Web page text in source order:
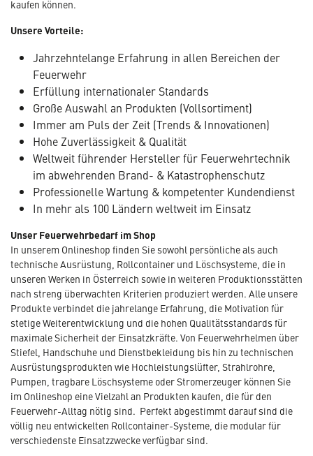
kaufen können.
Unsere Vorteile:
Jahrzehntelange Erfahrung in allen Bereichen der
Feuerwehr
Erfüllung internationaler Standards
Große Auswahl an Produkten (Vollsortiment)
Immer am Puls der Zeit (Trends & Innovationen)
Hohe Zuverlässigkeit & Qualität
Weltweit führender Hersteller für Feuerwehrtechnik
im abwehrenden Brand- & Katastrophenschutz
Professionelle Wartung & kompetenter Kundendienst
In mehr als 100 Ländern weltweit im Einsatz
Unser Feuerwehrbedarf im Shop
In unserem Onlineshop finden Sie sowohl persönliche als auch
technische Ausrüstung, Rollcontainer und Löschsysteme, die in
unseren Werken in Österreich sowie in weiteren Produktionsstätten
nach streng überwachten Kriterien produziert werden. Alle unsere
Produkte verbindet die jahrelange Erfahrung, die Motivation für
stetige Weiterentwicklung und die hohen Qualitätsstandards für
maximale Sicherheit der Einsatzkräfte. Von Feuerwehrhelmen über
Stiefel, Handschuhe und Dienstbekleidung bis hin zu technischen
Ausrüstungsprodukten wie Hochleistungslüfter, Strahlrohre,
Pumpen, tragbare Löschsysteme oder Stromerzeuger können Sie
im Onlineshop eine Vielzahl an Produkten kaufen, die für den
Feuerwehr-Alltag nötig sind. Perfekt abgestimmt darauf sind die
völlig neu entwickelten Rollcontainer-Systeme, die modular für
verschiedenste Einsatzzwecke verfügbar sind.